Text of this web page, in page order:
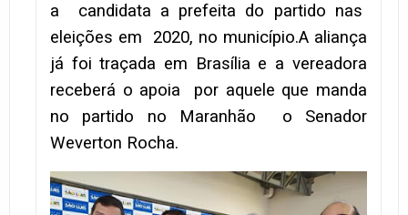
a candidata a prefeita do partido nas
eleições em 2020, no município.A aliança
já foi traçada em Brasília e a vereadora
receberá o apoia por aquele que manda
no partido no Maranhão o Senador
Weverton Rocha.